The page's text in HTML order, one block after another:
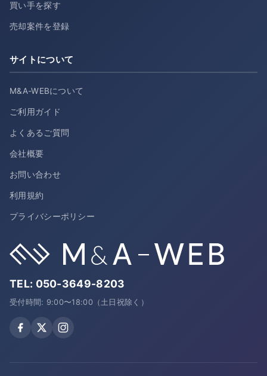
買い手を探す
売却案件を登録
サイトについて
M&A-WEBについて
ご利用ガイド
よくあるご質問
会社概要
お問い合わせ
利用規約
プライバシーポリシー
TEL: 050-3649-8203
受付時間: 9:00〜18:00（土日祝除く）